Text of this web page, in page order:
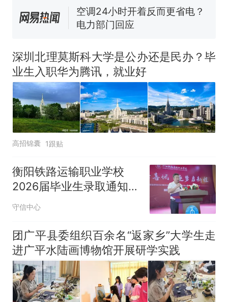
5万的小车卖不动，40万以上
的抢着买
全部作废，公平么？
深圳北理莫斯科大学是公办还是民办？毕
业生入职华为腾讯，就业好
高招锦囊 1跟贴
衡阳铁路运输职业学校
2026届毕业生录取通知书
发放典礼暨大学生就业陪
守信中心
团广平县委组织百余名“返家乡”大学生走
进广平水陆画博物馆开展研学实践